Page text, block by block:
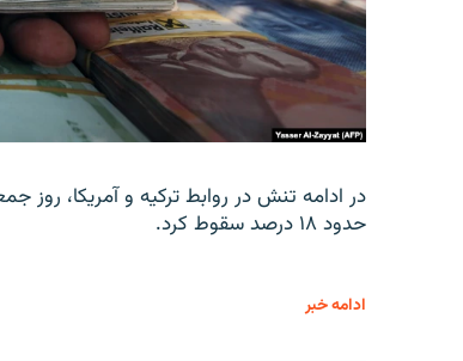
در ادامه تنش در روابط ترکیه و آمریکا، روز
حدود ۱۸ درصد سقوط کرد.
ادامه خبر